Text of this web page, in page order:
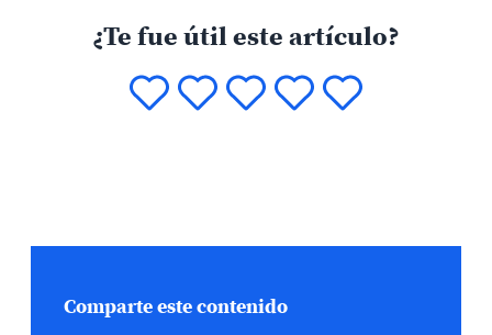
¿Te fue útil este artículo?
Comparte este contenido